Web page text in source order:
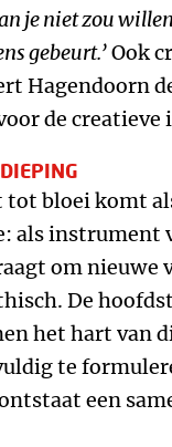
je niet zou
gebeurt.’Ook
Hagendoorn
de creatieve
tot bloei komt
als instrument
om nieuwe
De
het hart van
te
een